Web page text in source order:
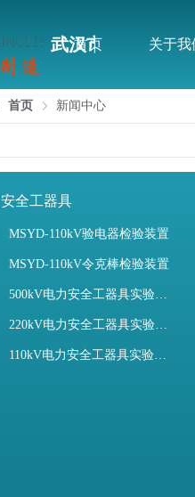
武汉市木森电气
首页 关于我
首页 新闻中心
安全工器具
MSYD-110kV验电器检验装置
MSYD-110kV令克棒检验装置
500kV电力安全工器具实验室配置
220kV电力安全工器具实验室配置
110kV电力安全工器具实验室配置